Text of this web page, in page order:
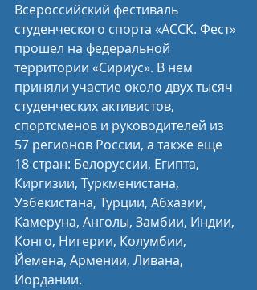
Всероссийский фестиваль
студенческого спорта «АССК. Фест»
прошел на федеральной
территории «Сириус». В нем
приняли участие около двух тысяч
студенческих активистов,
спортсменов и руководителей из
57 регионов России, а также еще
18 стран: Белоруссии, Египта,
Киргизии, Туркменистана,
Узбекистана, Турции, Абхазии,
Камеруна, Анголы, Замбии, Индии,
Конго, Нигерии, Колумбии,
Йемена, Армении, Ливана,
Иордании.